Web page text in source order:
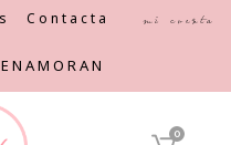
Contacta Mi cuenta
0